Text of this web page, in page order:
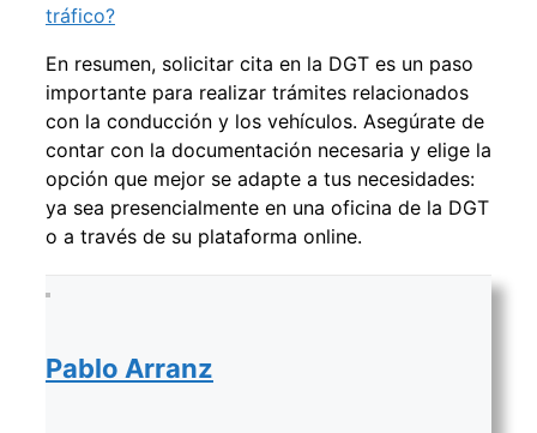
tráfico?
En resumen, solicitar cita en la DGT es un paso
importante para realizar trámites relacionados
con la conducción y los vehículos. Asegúrate de
contar con la documentación necesaria y elige la
opción que mejor se adapte a tus necesidades:
ya sea presencialmente en una oficina de la DGT
o a través de su plataforma online.
Pablo Arranz